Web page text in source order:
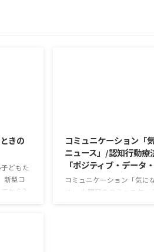
きの
どもた
新型コ
から3
コミュニケーション「
ニュース」/認知行動療
「ポジティブ・データ
コミュニケーション「気に
ス」 火曜日のコミュニケー